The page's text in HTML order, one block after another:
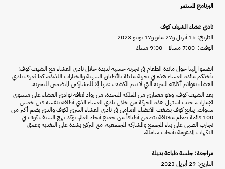
البرنامج المستمر
نادي عشاء الشيف كوف
التاريخ: 15 أبريل و27 مايو و17 يونيو 2023
الوقت: 7:00 مساءً – 9:00 مساءً
انضموا إلينا حول مائدة الطعام في تجربة حسية لذيذة خلال نادي العشاء مع الشيف كوف!
تأخذكم مائدة العشاء هذه في تجربة مليئة بالأطباق الشهية والخيارات اللذيذة. كما يُعرف نادي
العشاء بقوائم أكلاته السرية التي لا يتم الكشف عنها إلا للمشاركين المنضمين للتجربة.
يعد الشيف كوف، وهو معماري من المملكة المتحدة، من رواد ثقافة نوادي العشاء على مستوى
الإمارات، حيث استهل هذه الحركة من خلال نادي العشاء الذي أطلقه بنفسه قبل خمس
سنوات. يتابع كوف بشغف الأعضاء القدامى في نادي العشاء السري لكوف والذي يضم أكثر من
100 قائمة طعام مختلفة تتضمن أطباقاً من جميع أنحاء العالم. يؤكد نهج الشيف كوف في
تجارب الطهي على بناء المجتمع والمشاركة المجتمعية، مع التركيز بشدة على التغذية وعمق
النكهات المدعومة بأبحاث شاملة.
مراجعة: جلسة طباعة بديلة
التاريخ: 29 أبريل 2023